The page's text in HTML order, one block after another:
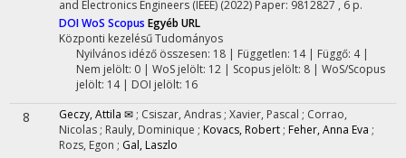
and Electronics Engineers (IEEE) (2022) Paper: 9812827 , 6 p.
DOIWoS Scopus Egyéb URL
Központi kezelésűTudományos
Nyilvános idéző összesen: 18| Független: 14 | Függő: 4 |
Nem jelölt: 0 | WoS jelölt: 12 | Scopus jelölt: 8 | WoS/Scopus
jelölt: 14 | DOI jelölt: 16
8 Geczy, Attila ✉ ; Csiszar, Andras ; Xavier, Pascal ; Corrao,
Nicolas ; Rauly, Dominique ; Kovacs, Robert ; Feher, Anna Eva ;
Rozs, Egon ; Gal, Laszlo